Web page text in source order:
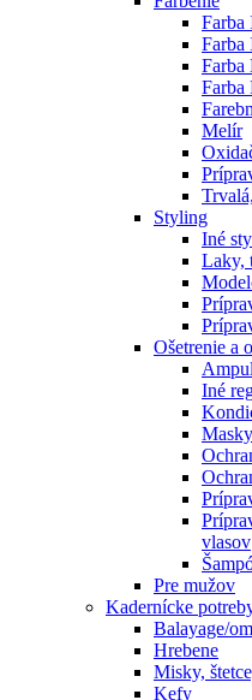
Farba
Farba
Farba
Farba
Melír
Styling
Iné
Laky,
Ošetrenie a
Iné
vlasov
Pre mužov
Kadernícke
Balayage/
Hrebene
Misky,
Kefy